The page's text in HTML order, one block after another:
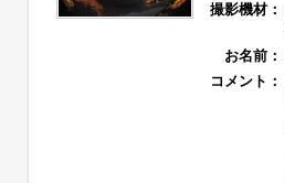
撮影機材：
お名前：
コメント：